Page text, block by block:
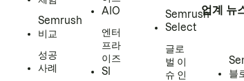
Semrush
비교
성공
사례
AIO
엔터
프라
이즈
SI
Semrush
Select
글로
벌 이
슈 인
업계 뉴
블